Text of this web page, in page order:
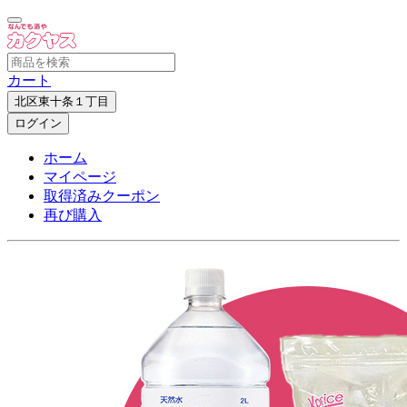
カート
北区東十条１丁目
ログイン
ホーム
マイページ
取得済みクーポン
再び購入